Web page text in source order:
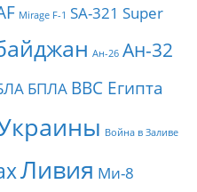
Mirage F-1 SA-321 Super
Ан-26 Ан-32
БПЛА ВВС Египта
Война в Заливе
Ливия Ми-8